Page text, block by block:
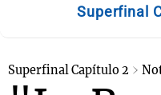
Superfinal
Superfinal Capítulo 2